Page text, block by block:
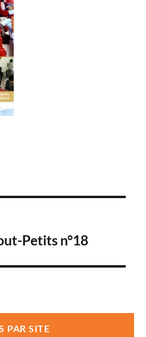
Petits n°18
PAR SITE